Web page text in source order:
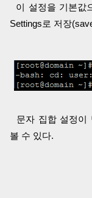
이 설정을 기본값
Settings로 저장
문자 집합 설정이
볼 수 있다.